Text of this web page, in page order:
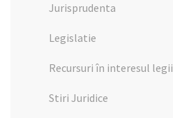
Jurisprudenta
Legislatie
Recursuri în interesul legii
Stiri Juridice